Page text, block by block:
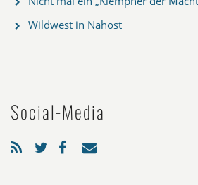
Wildwest in Nahost
Social-Media